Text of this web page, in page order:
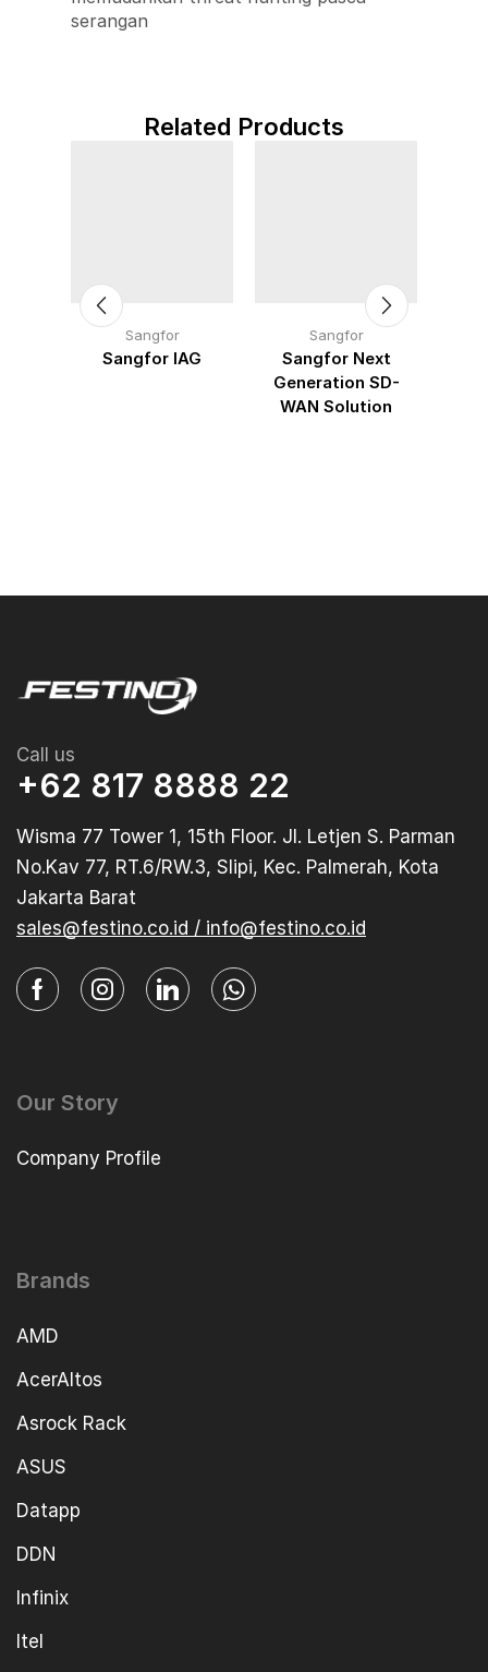
serangan
Related Products
Sangfor
Sangfor IAG
Sangfor
Sangfor Next
Generation SD-
WAN Solution
Call us
+62 817 8888 22
Wisma 77 Tower 1, 15th Floor. Jl. Letjen S. Parman
No.Kav 77, RT.6/RW.3, Slipi, Kec. Palmerah, Kota
Jakarta Barat
sales@festino.co.id / info@festino.co.id
Our Story
Company Profile
Brands
AMD
AcerAltos
Asrock Rack
ASUS
Datapp
DDN
Infinix
Itel